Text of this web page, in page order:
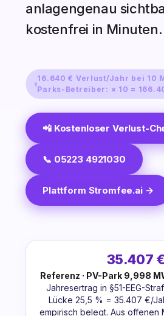
anlagengenau
kostenfrei in Minuten.
16.640 € Verlust/Jahr bei 10
Parks-Betreiber: × 10 =
📲 Kostenloser Verlust-
📞 05223 4921030
Plattform Stromfee.ai →
35.407
Referenz · PV-Park 9,998
Jahresertrag in §51-EEG-
Lücke 25,5 % = 35.407 €/
empirisch belegt. Aus offenen